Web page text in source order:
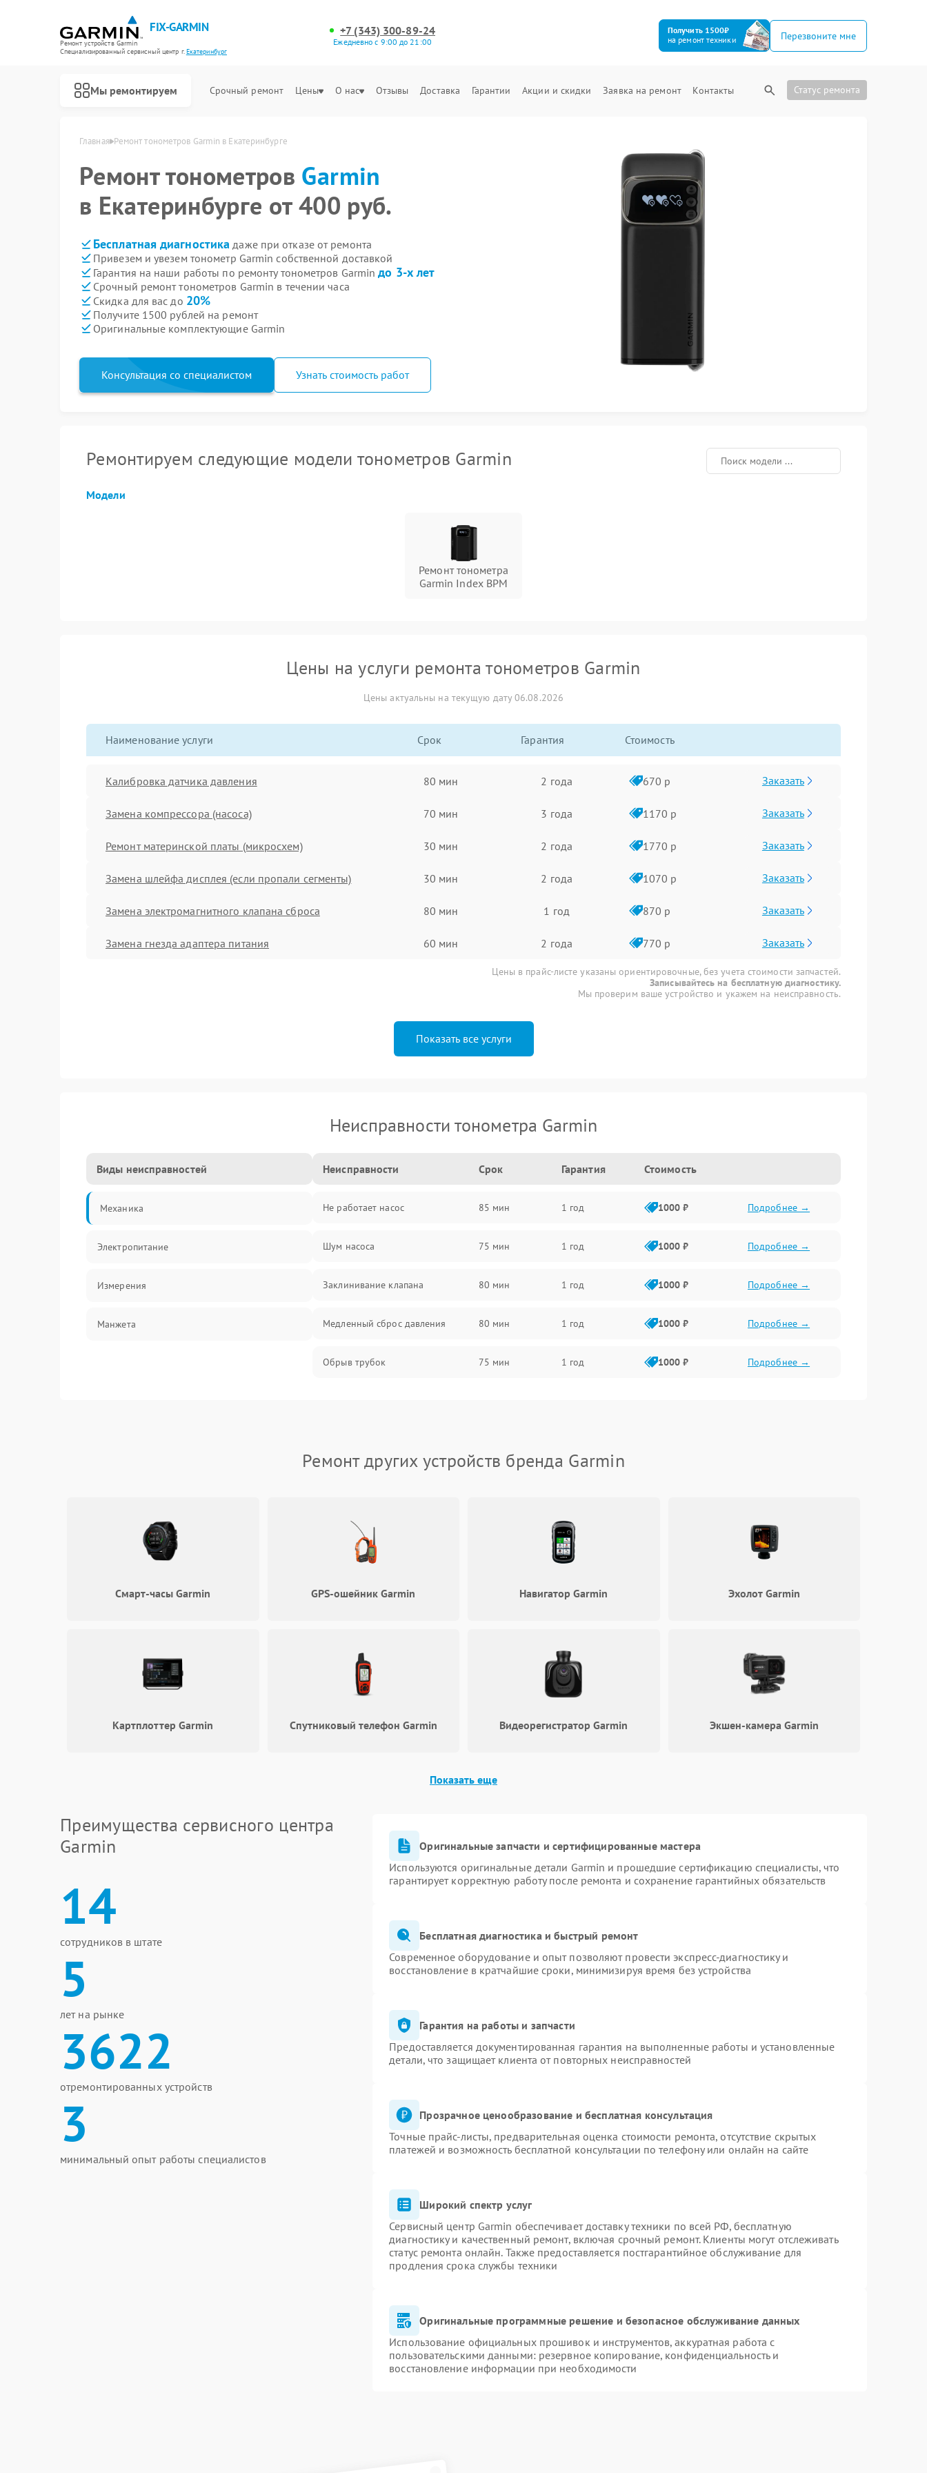
FIX-GARMIN
Ремонт устройств Garmin
Специализированный cервисный центр г.Екатеринбург
+7 (343) 300-89-24
Ежедневно с 9:00 до 21:00
Получить 1500₽
на ремонт техники
Перезвоните мне
Мы ремонтируем Срочный ремонт Цены О нас Отзывы Доставка Гарантии Акции и скидки Заявка на ремонт Контакты Статус ремонта
Главная Ремонт тонометров Garmin в Екатеринбурге
Ремонт тонометров Garmin
в Екатеринбурге от 400 руб.
Бесплатная диагностика даже при отказе от ремонта
Привезем и увезем тонометр Garmin собственной доставкой
Гарантия на наши работы по ремонту тонометров Garminдо 3-х лет
Срочный ремонт тонометров Garmin в течении часа
Скидка для вас до 20%
Получите 1500 рублей на ремонт
Оригинальные комплектующие Garmin
Консультация со специалистом Узнать стоимость работ
Ремонтируем следующие модели тонометров Garmin
Модели
Ремонт тонометра
Garmin Index BPM
Цены на услуги ремонта тонометров Garmin
Цены актуальны на текущую дату 06.08.2026
Наименование услуги Срок Гарантия Стоимость
Калибровка датчика давления 80 мин 2 года 670 р Заказать
Замена компрессора (насоса) 70 мин 3 года 1170 р Заказать
Ремонт материнской платы (микросхем) 30 мин 2 года 1770 р Заказать
Замена шлейфа дисплея (если пропали сегменты) 30 мин 2 года 1070 р Заказать
Замена электромагнитного клапана сброса 80 мин 1 год 870 р Заказать
Замена гнезда адаптера питания 60 мин 2 года 770 р Заказать
Цены в прайс-листе указаны ориентировочные, без учета стоимости запчастей.
Записывайтесь на бесплатную диагностику.
Мы проверим ваше устройство и укажем на неисправность.
Показать все услуги
Неисправности тонометра Garmin
Виды неисправностей
Механика
Электропитание
Измерения
Манжета
Неисправности Срок Гарантия Стоимость
Не работает насос 85 мин 1 год 1000 ₽ Подробнее →
Шум насоса 75 мин 1 год 1000 ₽ Подробнее →
Заклинивание клапана 80 мин 1 год 1000 ₽ Подробнее →
Медленный сброс давления 80 мин 1 год 1000 ₽ Подробнее →
Обрыв трубок 75 мин 1 год 1000 ₽ Подробнее →
Ремонт других устройств бренда Garmin
Смарт-часы Garmin GPS-ошейник Garmin Навигатор Garmin Эхолот Garmin
Картплоттер Garmin Спутниковый телефон Garmin Видеорегистратор Garmin Экшен-камера Garmin
Показать еще
Преимущества сервисного центра
Garmin
14
сотрудников в штате
5
лет на рынке
3622
отремонтированных устройств
3
минимальный опыт работы специалистов
Оригинальные запчасти и сертифицированные мастера
Используются оригинальные детали Garmin и прошедшие сертификацию специалисты, что
гарантирует корректную работу после ремонта и сохранение гарантийных обязательств
Бесплатная диагностика и быстрый ремонт
Современное оборудование и опыт позволяют провести экспресс-диагностику и
восстановление в кратчайшие сроки, минимизируя время без устройства
Гарантия на работы и запчасти
Предоставляется документированная гарантия на выполненные работы и установленные
детали, что защищает клиента от повторных неисправностей
Прозрачное ценообразование и бесплатная консультация
Точные прайс-листы, предварительная оценка стоимости ремонта, отсутствие скрытых
платежей и возможность бесплатной консультации по телефону или онлайн на сайте
Широкий спектр услуг
Сервисный центр Garmin обеспечивает доставку техники по всей РФ, бесплатную
диагностику и качественный ремонт, включая срочный ремонт. Клиенты могут отслеживать
статус ремонта онлайн. Также предоставляется постгарантийное обслуживание для
продления срока службы техники
Оригинальные программные решение и безопасное обслуживание данных
Использование официальных прошивок и инструментов, аккуратная работа с
пользовательскими данными: резервное копирование, конфиденциальность и
восстановление информации при необходимости